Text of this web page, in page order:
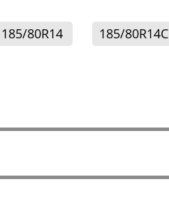
185/80R14 185/80R14C